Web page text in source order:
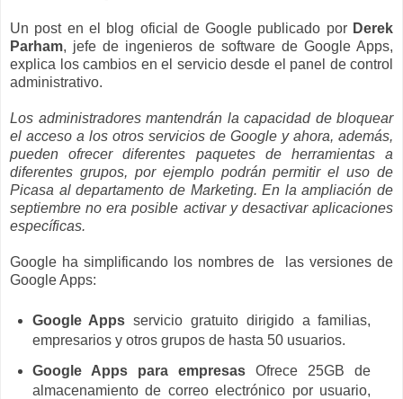
Un post en el blog oficial de Google publicado por Derek
Parham, jefe de ingenieros de software de Google Apps,
explica los cambios en el servicio desde el panel de control
administrativo.
Los administradores mantendrán la capacidad de bloquear
el acceso a los otros servicios de Google y ahora, además,
pueden ofrecer diferentes paquetes de herramientas a
diferentes grupos, por ejemplo podrán permitir el uso de
Picasa al departamento de Marketing. En la ampliación de
septiembre no era posible activar y desactivar aplicaciones
específicas.
Google ha simplificando los nombres de las versiones de
Google Apps:
Google Apps servicio gratuito dirigido a familias,
empresarios y otros grupos de hasta 50 usuarios.
Google Apps para empresas Ofrece 25GB de
almacenamiento de correo electrónico por usuario,